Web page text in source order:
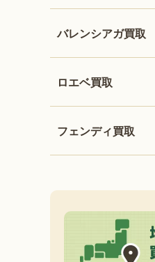
バレンシアガ買取
ロエベ買取
フェンディ買取